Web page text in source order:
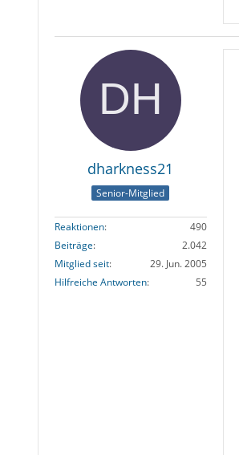
dharkness21
Senior-Mitglied
Reaktionen
490
Beiträge
2.042
Mitglied seit
29. Jun. 2005
Hilfreiche Antworten
55